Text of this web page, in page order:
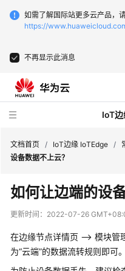
如需了解国际站更多云产品，
https://
不再显示此消息
IoT
最
新
动
产
文档首页 / IoT边缘 IoTEdge /
设备数据不上云？
如何让边端的设
更新时间： 2022-07-26
在边缘节点详情页 –> 模块管
为“云端”的数据流转规则即可。